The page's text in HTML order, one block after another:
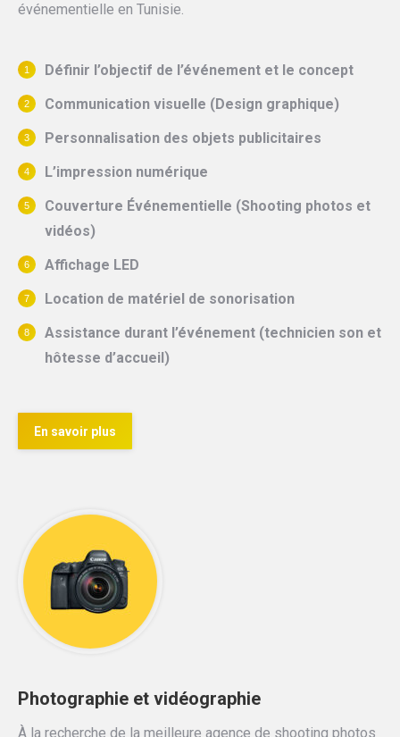
événementielle en Tunisie.
Définir l’objectif de l’événement et le concept
Communication visuelle (Design graphique)
Personnalisation des objets publicitaires
L’impression numérique
Couverture Événementielle (Shooting photos et
vidéos)
Affichage LED
Location de matériel de sonorisation
Assistance durant l’événement (technicien son et
hôtesse d’accueil)
En savoir plus
Photographie et vidéographie
À la recherche de la meilleure agence de shooting photos